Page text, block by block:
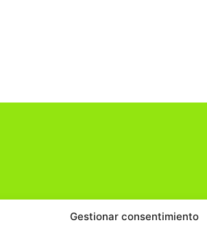
Gestionar consentimiento